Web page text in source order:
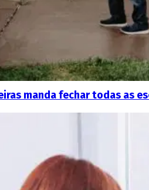
manda fechar todas as